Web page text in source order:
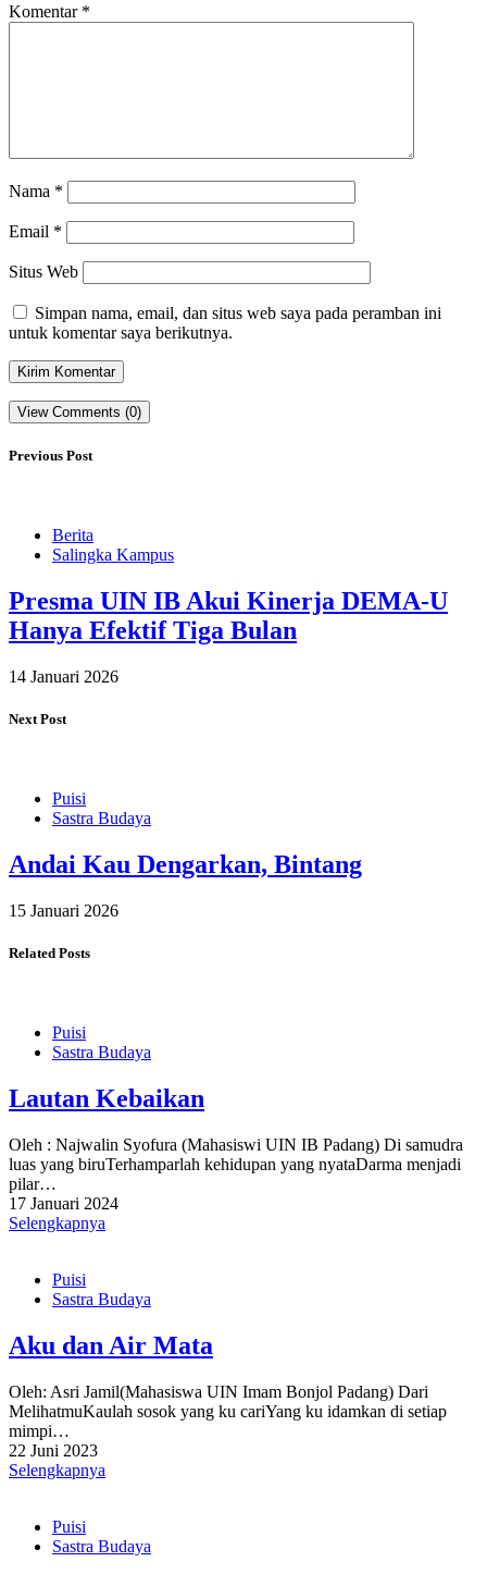
Komentar *
Nama *
Email *
Situs Web
Simpan nama, email, dan situs web saya pada peramban ini
untuk komentar saya berikutnya.
View Comments (0)
Previous Post
Berita
Salingka Kampus
Presma UIN IB Akui Kinerja DEMA-U
Hanya Efektif Tiga Bulan
14 Januari 2026
Next Post
Puisi
Sastra Budaya
Andai Kau Dengarkan, Bintang
15 Januari 2026
Related Posts
Puisi
Sastra Budaya
Lautan Kebaikan
Oleh : Najwalin Syofura (Mahasiswi UIN IB Padang) Di samudra
luas yang biruTerhamparlah kehidupan yang nyataDarma menjadi
pilar…
17 Januari 2024
Selengkapnya
Puisi
Sastra Budaya
Aku dan Air Mata
Oleh: Asri Jamil(Mahasiswa UIN Imam Bonjol Padang) Dari
MelihatmuKaulah sosok yang ku cariYang ku idamkan di setiap
mimpi…
22 Juni 2023
Selengkapnya
Puisi
Sastra Budaya